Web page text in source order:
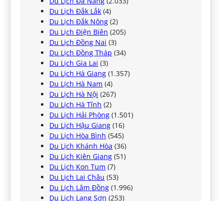
Du Lịch Đắk Lắk (4)
Du Lịch Đắk Nông (2)
Du Lịch Điện Biên (205)
Du Lịch Đồng Nai (3)
Du Lịch Đồng Tháp (34)
Du Lịch Gia Lai (3)
Du Lịch Hà Giang (1.357)
Du Lịch Hà Nam (4)
Du Lịch Hà Nội (267)
Du Lịch Hà Tĩnh (2)
Du Lịch Hải Phòng (1.501)
Du Lịch Hậu Giang (16)
Du Lịch Hòa Bình (545)
Du Lịch Khánh Hòa (36)
Du Lịch Kiên Giang (51)
Du Lịch Kon Tum (7)
Du Lịch Lai Châu (53)
Du Lịch Lâm Đồng (1.996)
Du Lịch Lạng Sơn (253)